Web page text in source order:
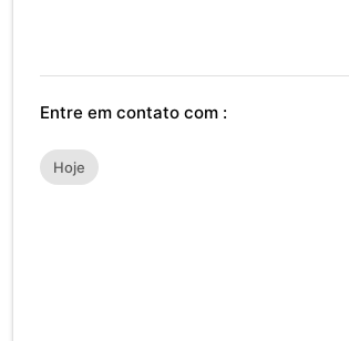
Entre em contato com :
Hoje